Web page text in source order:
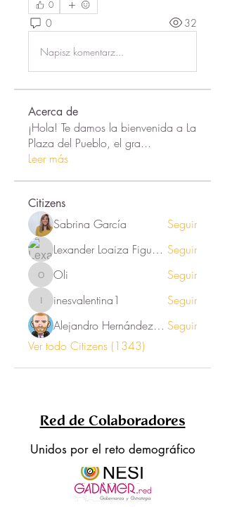
0
0 32
Napisz komentarz...
Acerca de
¡Hola! Te damos la bienvenida a La
Plaza del Pueblo, el gra...
Leer más
Citizens
Sabrina García
Seguir
Lexander Loaiza Figueroa Seguir
Oli Oli Seguir
inesvalentina1
inesvalentina1
Seguir
Alejandro Hernández Renner Seguir
Ver todo Citizens (1343)
Red de Colaboradores
Unidos por el reto demográfico